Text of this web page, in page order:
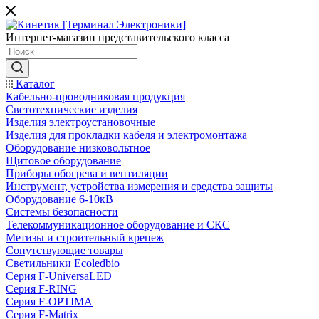
Интернет-магазин представительского класса
Каталог
Кабельно-проводниковая продукция
Светотехнические изделия
Изделия электроустановочные
Изделия для прокладки кабеля и электромонтажа
Оборудование низковольтное
Щитовое оборудование
Приборы обогрева и вентиляции
Инструмент, устройства измерения и средства защиты
Оборудование 6-10кВ
Системы безопасности
Телекоммуникационное оборудование и СКС
Метизы и строительный крепеж
Сопутствующие товары
Светильники Ecoledbio
Серия F-UniversaLED
Серия F-RING
Серия F-OPTIMA
Серия F-Matrix